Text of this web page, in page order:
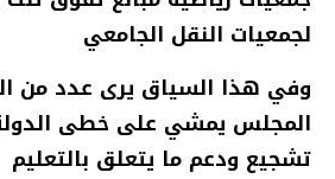
لجمعيات النقل الجامعي
وفي هذا السياق يرى عدد من
المجلس يمشي على خطى
تشجيع ودعم ما يتعلق بالتعليم